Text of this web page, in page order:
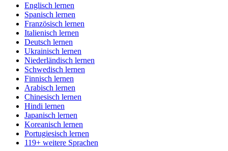
Englisch lernen
Spanisch lernen
Französisch lernen
Italienisch lernen
Deutsch lernen
Ukrainisch lernen
Niederländisch lernen
Schwedisch lernen
Finnisch lernen
Arabisch lernen
Chinesisch lernen
Hindi lernen
Japanisch lernen
Koreanisch lernen
Portugiesisch lernen
119+ weitere Sprachen